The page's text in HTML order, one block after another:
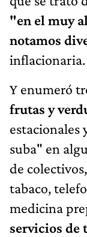
"en el muy
notamos
inflacionaria.
Y enumeró
frutas y
estacionales
suba" en
de
tabaco,
medicina
servicios de